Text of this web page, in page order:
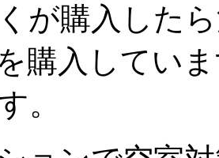
が購入した
購入してい
。